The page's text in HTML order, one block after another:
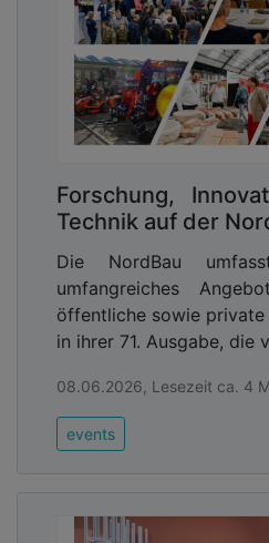
Forschung,
Technik auf der
Die NordBau
umfangreiches
öffentliche sowie private
in ihrer 71. Ausgabe, die
08.06.2026, Lesezeit ca. 4
events